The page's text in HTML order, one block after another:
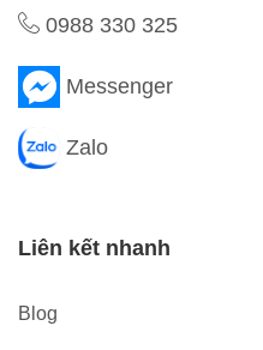
0988 330 325
Messenger
Zalo
Liên kết nhanh
Blog